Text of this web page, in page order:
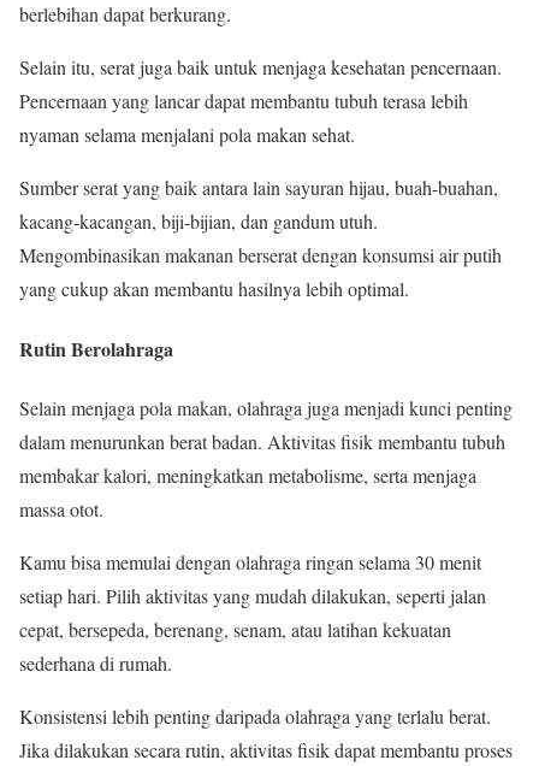
berlebihan dapat berkurang.
Selain itu, serat juga baik untuk menjaga kesehatan pencernaan.
Pencernaan yang lancar dapat membantu tubuh terasa lebih
nyaman selama menjalani pola makan sehat.
Sumber serat yang baik antara lain sayuran hijau, buah-buahan,
kacang-kacangan, biji-bijian, dan gandum utuh.
Mengombinasikan makanan berserat dengan konsumsi air putih
yang cukup akan membantu hasilnya lebih optimal.
Rutin Berolahraga
Selain menjaga pola makan, olahraga juga menjadi kunci penting
dalam menurunkan berat badan. Aktivitas fisik membantu tubuh
membakar kalori, meningkatkan metabolisme, serta menjaga
massa otot.
Kamu bisa memulai dengan olahraga ringan selama 30 menit
setiap hari. Pilih aktivitas yang mudah dilakukan, seperti jalan
cepat, bersepeda, berenang, senam, atau latihan kekuatan
sederhana di rumah.
Konsistensi lebih penting daripada olahraga yang terlalu berat.
Jika dilakukan secara rutin, aktivitas fisik dapat membantu proses